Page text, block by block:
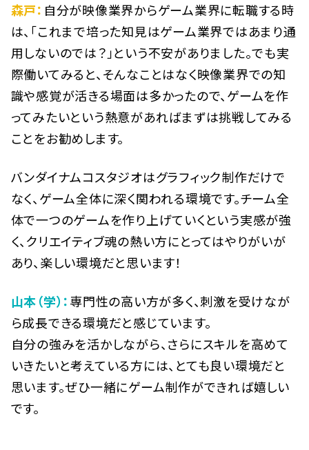
森戸： 自分が映像業界からゲーム業界に転職する時
は、「これまで培った知見はゲーム業界ではあまり通
用しないのでは？」という不安がありました。でも実
際働いてみると、そんなことはなく映像業界での知
識や感覚が活きる場面は多かったので、ゲームを作
ってみたいという熱意があればまずは挑戦してみる
ことをお勧めします。
バンダイナムコスタジオはグラフィック制作だけで
なく、ゲーム全体に深く関われる環境です。チーム全
体で一つのゲームを作り上げていくという実感が強
く、クリエイティブ魂の熱い方にとってはやりがいが
あり、楽しい環境だと思います！
山本（学）：専門性の高い方が多く、刺激を受けなが
ら成長できる環境だと感じています。
自分の強みを活かしながら、さらにスキルを高めて
いきたいと考えている方には、とても良い環境だと
思います。ぜひ一緒にゲーム制作ができれば嬉しい
です。